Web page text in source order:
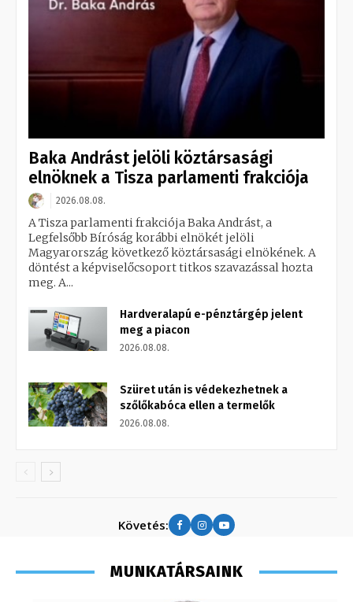
Baka Andrást jelöli köztársasági
elnöknek a Tisza parlamenti frakciója
2026.08.08.
A Tisza parlamenti frakciója Baka Andrást, a
Legfelsőbb Bíróság korábbi elnökét jelöli
Magyarország következő köztársasági elnökének. A
döntést a képviselőcsoport titkos szavazással hozta
meg. A...
Hardveralapú e-pénztárgép jelent
meg a piacon
2026.08.08.
Szüret után is védekezhetnek a
szőlőkabóca ellen a termelők
2026.08.08.
Követés:
MUNKATÁRSAINK